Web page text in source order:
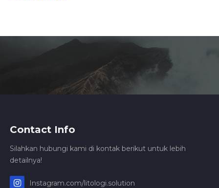
Contact Info
Silahkan hubungi kami di kontak berikut untuk lebih
detailnya!
Instagram.com/litologi.solution